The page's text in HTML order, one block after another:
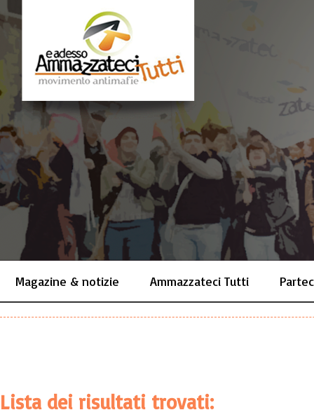
Magazine & notizie Ammazzateci Tutti
Lista dei risultati trovati: